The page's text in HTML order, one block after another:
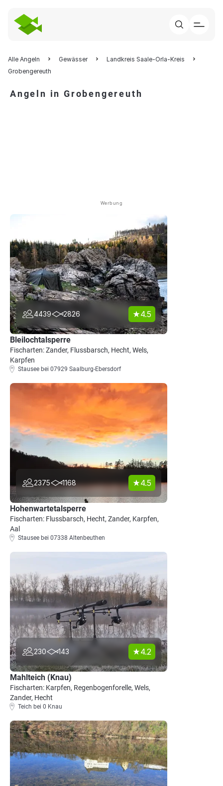
Alle Angeln Gewässer
Landkreis Saale-Orla-Kreis
Grobengereuth
Angeln in Grobengereuth
Werbung
4439 2826 4.5
Bleilochtalsperre
Fischarten: Zander, Flussbarsch, Hecht, Wels,
Karpfen
Stausee bei 07929 Saalburg-Ebersdorf
2375 1168 4.5
Hohenwartetalsperre
Fischarten: Flussbarsch, Hecht, Zander, Karpfen,
Aal
Stausee bei 07338 Altenbeuthen
230 143 4.2
Mahlteich (Knau)
Fischarten: Karpfen, Regenbogenforelle, Wels,
Zander, Hecht
Teich bei 0 Knau